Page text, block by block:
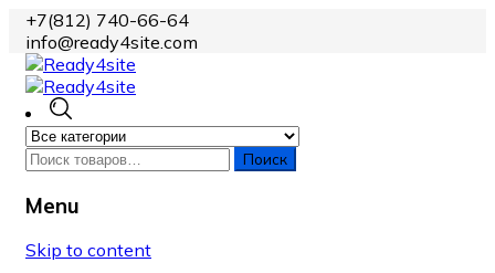
+7(812) 740-66-64
info@ready4site.com
Поиск
Menu
Skip to content